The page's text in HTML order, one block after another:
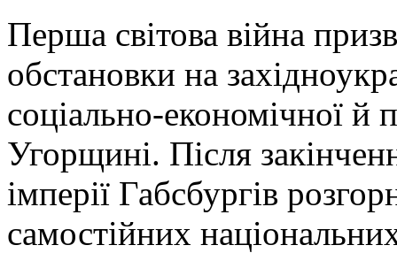
Перша світова війна
обстановки на
соціально-економічної й
Угорщині. Після
імперії Габсбургів
самостійних